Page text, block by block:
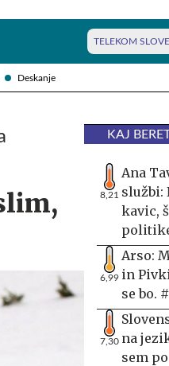
Deskanje
TELEKOM
KAJ
8,21
Ana
službi:
kavic,
6,99
Arso:
in
se bo.
7,30 na
sem